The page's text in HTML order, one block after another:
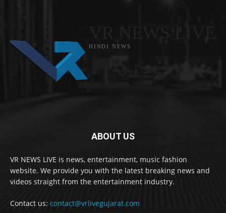
HINDI NEWS
ABOUT US
VR NEWS LIVE is news, entertainment, music fashion
website. We provide you with the latest breaking news and
videos straight from the entertainment industry.
Contact us: contact@vrlivegujarat.com